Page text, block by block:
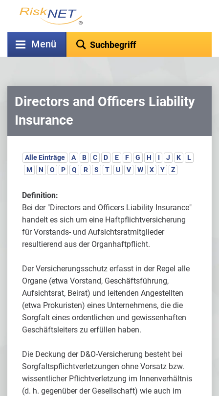
Menü
Directors and Officers Liability
Insurance
Alle Einträge A B C D E F G H I J K
L
M
N O P Q R S T U V W X Y Z
Definition:
Bei der "Directors and Officers Liability Insurance"
handelt es sich um eine Haftpflichtversicherung
für Vorstands- und Aufsichtsratmitglieder
resultierend aus der Organhaftpflicht.
Der Versicherungsschutz erfasst in der Regel alle
Organe (etwa Vorstand, Geschäftsführung,
Aufsichtsrat, Beirat) und leitenden Angestellten
(etwa Prokuristen) eines Unternehmens, die die
Sorgfalt eines ordentlichen und gewissenhaften
Geschäftsleiters zu erfüllen haben.
Die Deckung der D&O-Versicherung besteht bei
Sorgfaltspflichtverletzungen ohne Vorsatz bzw.
wissentlicher Pflichtverletzung im Innenverhältnis
(d. h. gegenüber der Gesellschaft) wie auch im